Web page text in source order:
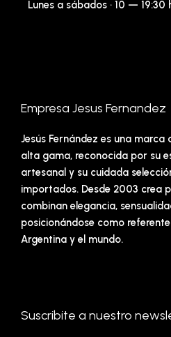
Lunes a sábados · 10 — 19:30
Empresa Jesus Fernandez
Jesús Fernández es una
alta gama, reconocida por su
artesanal y su cuidada
importados. Desde 2003 crea
combinan elegancia,
posicionándose como
Argentina y el mundo.
Suscribite a nuestro